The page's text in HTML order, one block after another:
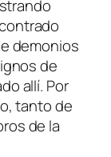
demonios
de
allí. Por
tanto de
de la